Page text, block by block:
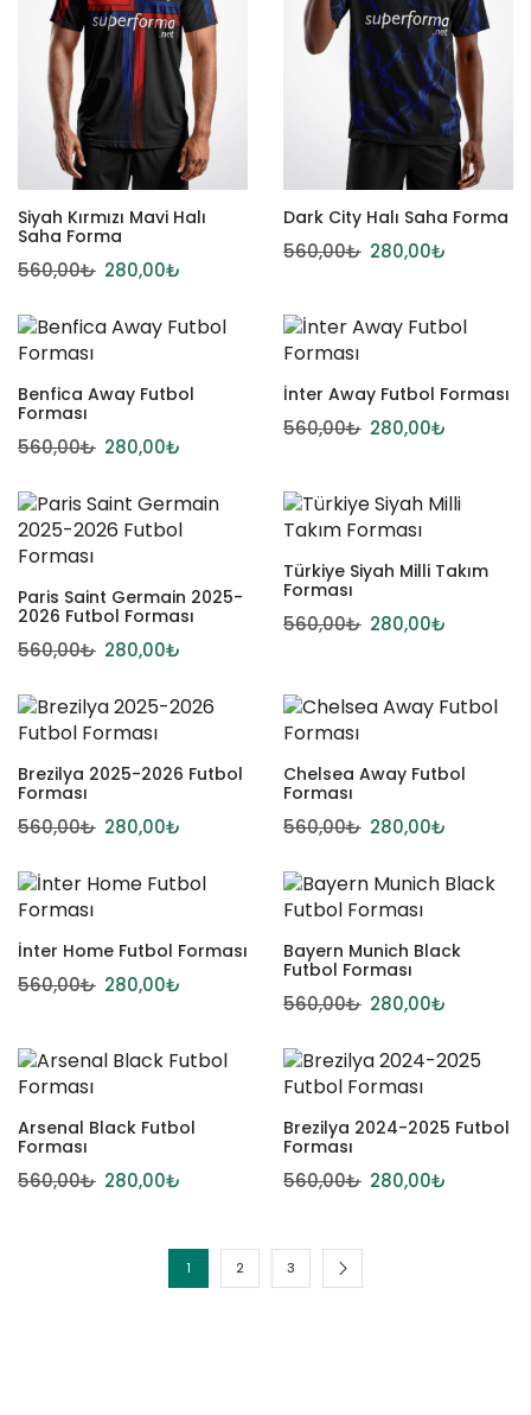
Siyah Kırmızı Mavi Halı
Saha Forma
560,00₺ 280,00₺
Dark City Halı Saha Forma
560,00₺ 280,00₺
Benfica Away Futbol
Forması
560,00₺ 280,00₺
İnter Away Futbol Forması
560,00₺ 280,00₺
Paris Saint Germain 2025-
2026 Futbol Forması
560,00₺ 280,00₺
Türkiye Siyah Milli Takım
Forması
560,00₺ 280,00₺
Brezilya 2025-2026 Futbol
Forması
560,00₺ 280,00₺
Chelsea Away Futbol
Forması
560,00₺ 280,00₺
İnter Home Futbol Forması
560,00₺ 280,00₺
Bayern Munich Black
Futbol Forması
560,00₺ 280,00₺
Arsenal Black Futbol
Forması
560,00₺ 280,00₺
Brezilya 2024-2025 Futbol
Forması
560,00₺ 280,00₺
1 2 3